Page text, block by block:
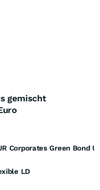
gemischt
Corporates Green Bond
LD